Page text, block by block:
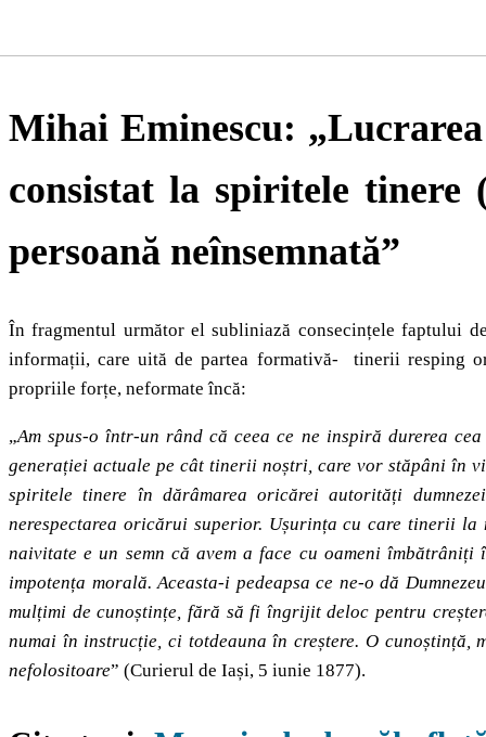
Mihai Eminescu:
consistat la spiritele
persoană neînsemnată”
În fragmentul următor el subliniază consecințele faptului
informații, care uită de partea formativă- tinerii resping
propriile forțe, neformate încă:
„Am spus-o într-un rând că ceea ce ne inspiră durerea
generației actuale pe cât tinerii noștri, care vor stăpâni în
spiritele tinere în dărâmarea oricărei autorități
nerespectarea oricărui superior. Ușurința cu care tinerii
naivitate e un semn că avem a face cu oameni
impotența morală. Aceasta-i pedeapsa ce ne-o dă
mulțimi de cunoștințe, fără să fi îngrijit deloc pentru
numai în instrucție, ci totdeauna în creștere. O cunoștință,
nefolositoare” (Curierul de Iași, 5 iunie 1877).